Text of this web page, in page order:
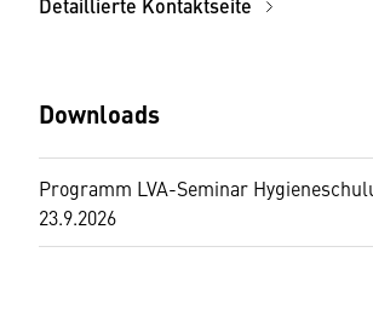
Downloads
Programm LVA-Seminar
23.9.2026